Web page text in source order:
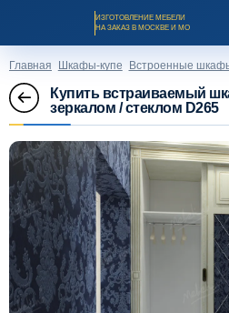
ИЗГОТОВЛЕНИЕ МЕБЕЛИ
НА ЗАКАЗ В МОСКВЕ И МО
Заказать звонок
Каталог мебели на заказ
О компании
Главная Шкафы-купе Встроенные
Купить встраиваемый
зеркалом / стеклом D265